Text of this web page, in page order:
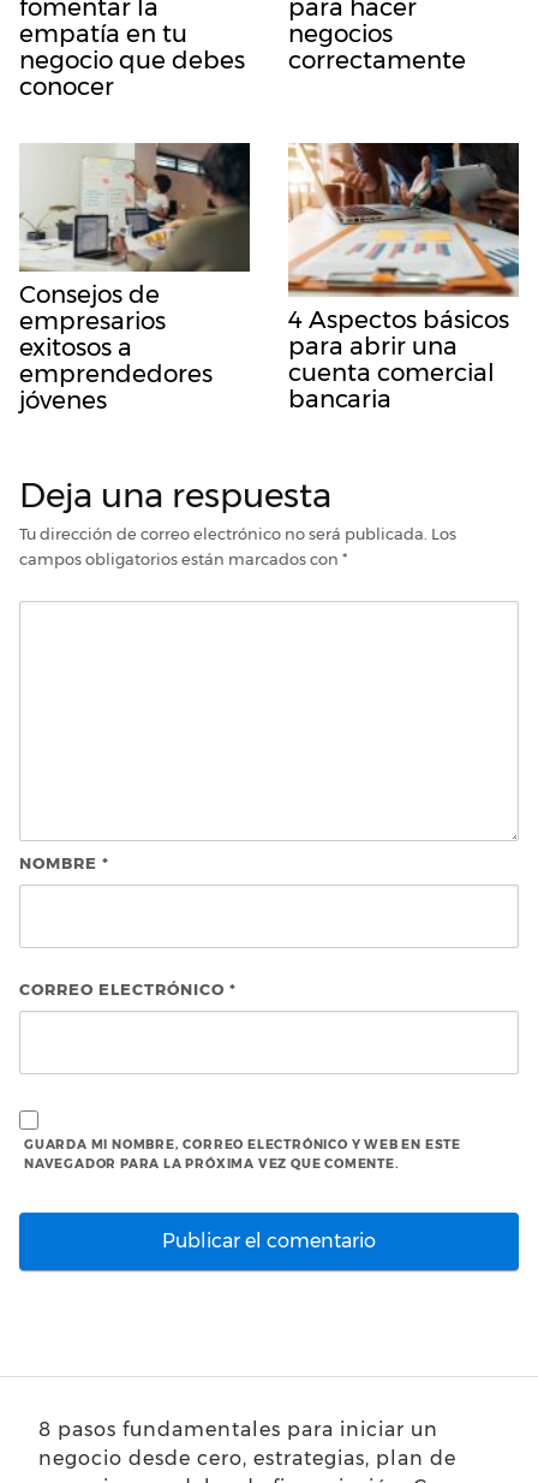
fomentar la
empatía en tu
negocio que debes
conocer
para hacer
negocios
correctamente
Consejos de
empresarios
exitosos a
emprendedores
jóvenes
4 Aspectos básicos
para abrir una
cuenta comercial
bancaria
Deja una respuesta
Tu dirección de correo electrónico no será publicada. Los
campos obligatorios están marcados con *
NOMBRE *
CORREO ELECTRÓNICO *
GUARDA MI NOMBRE, CORREO ELECTRÓNICO Y WEB EN ESTE
NAVEGADOR PARA LA PRÓXIMA VEZ QUE COMENTE.
8 pasos fundamentales para iniciar un
negocio desde cero, estrategias, plan de